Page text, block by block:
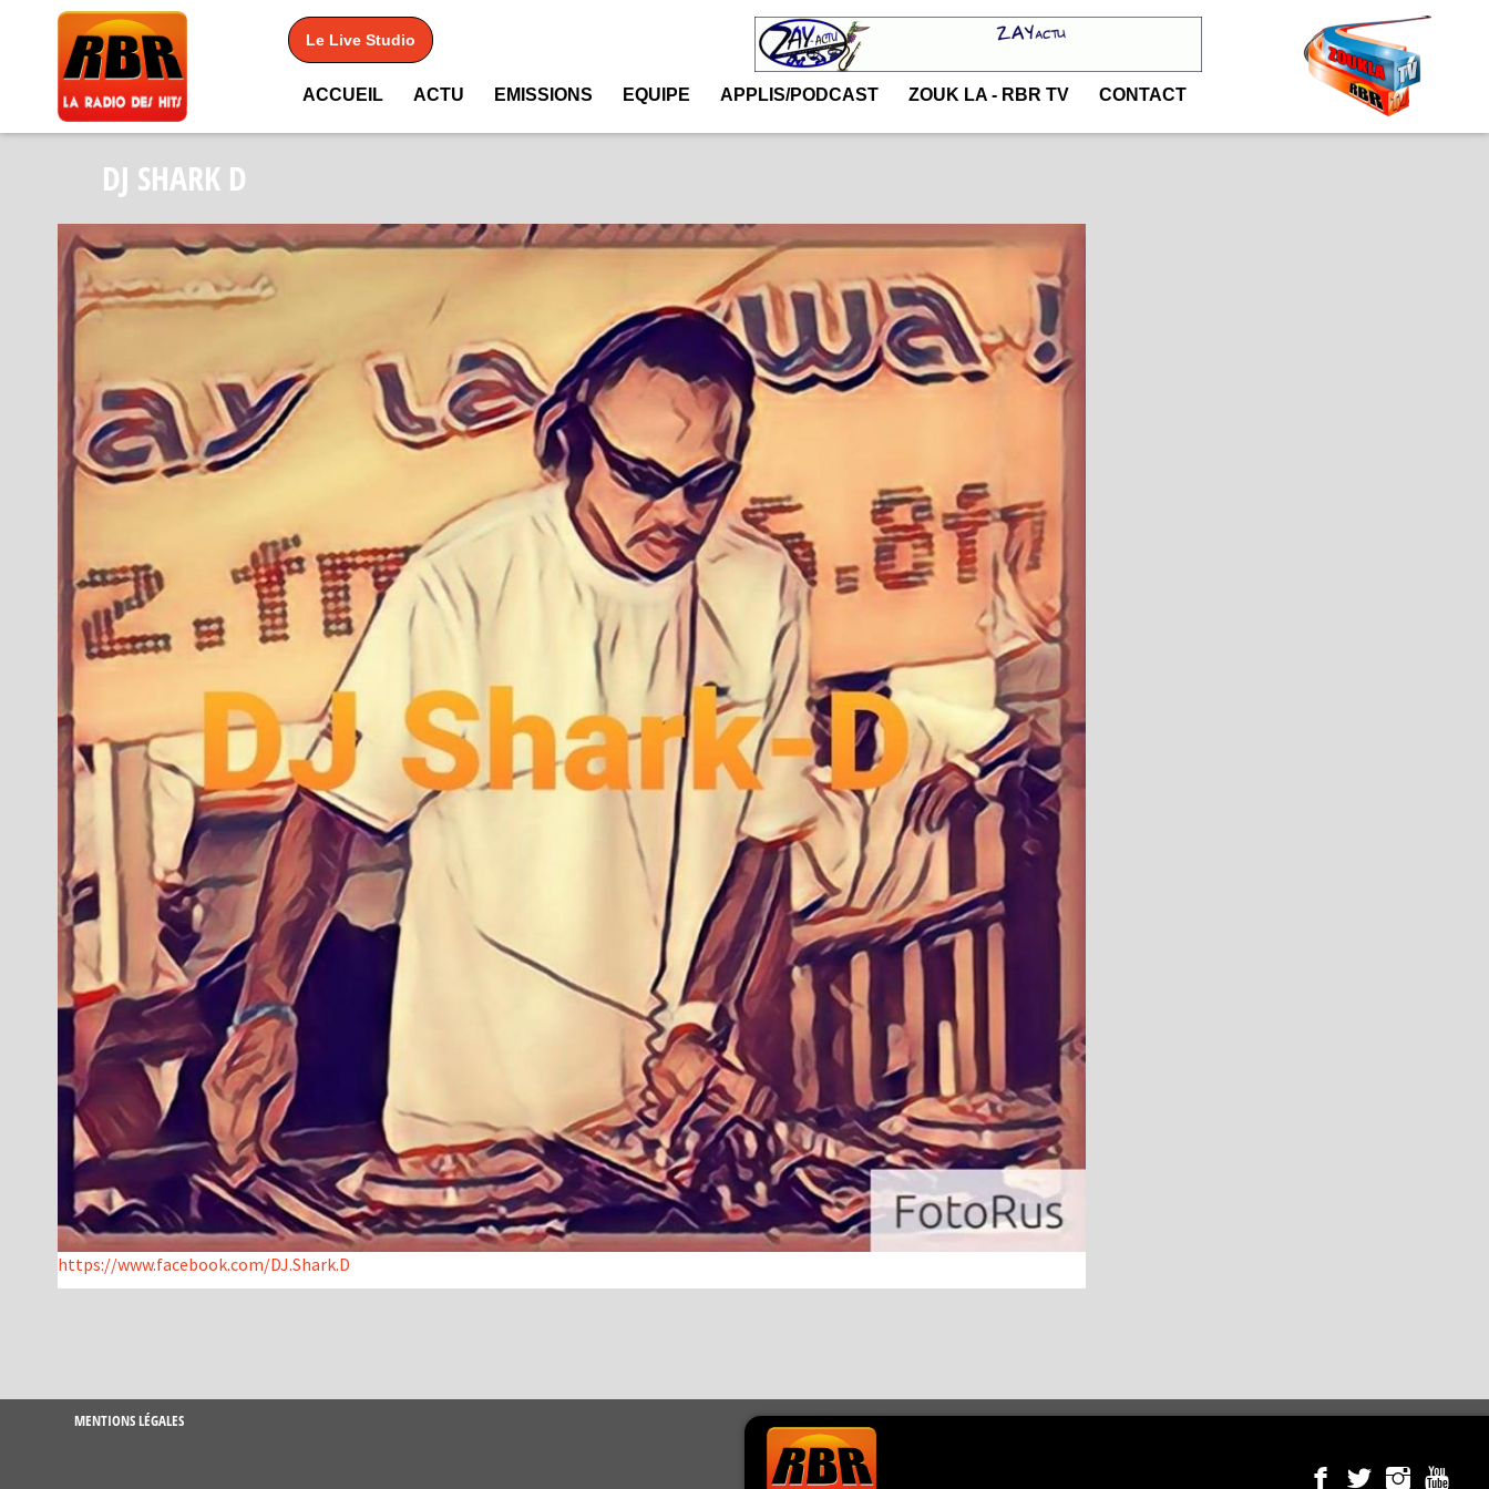
Le Live Studio
ACCUEIL ACTU EMISSIONS EQUIPE APPLIS/PODCAST ZOUK LA - RBR TV CONTACT
DJ SHARK D
https://www.facebook.com/DJ.Shark.D
MENTIONS LÉGALES